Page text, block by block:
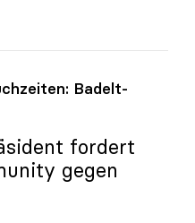
MORE-Initiative
Badelt-
fordert
gegen